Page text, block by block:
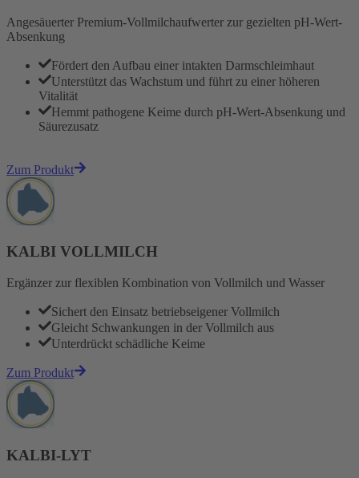
Angesäuerter Premium-Vollmilchaufwerter zur gezielten pH-Wert-
Absenkung
Fördert den Aufbau einer intakten Darmschleimhaut
Unterstützt das Wachstum und führt zu einer höheren
Vitalität
Hemmt pathogene Keime durch pH-Wert-Absenkung und
Säurezusatz
Zum Produkt
KALBI VOLLMILCH
Ergänzer zur flexiblen Kombination von Vollmilch und Wasser
Sichert den Einsatz betriebseigener Vollmilch
Gleicht Schwankungen in der Vollmilch aus
Unterdrückt schädliche Keime
Zum Produkt
KALBI-LYT